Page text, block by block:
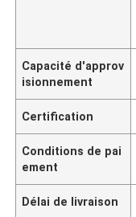
Capacité d'approv
isionnement
Certification
Conditions de pai
ement
Délai de livraison